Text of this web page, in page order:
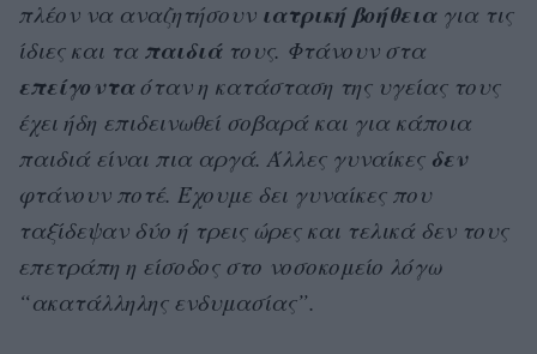
πλέον να αναζητήσουν ιατρική βοήθειαγια τις
ίδιες και τα παιδιάτους. Φτάνουν στα
επείγονταόταν η κατάσταση της υγείας τους
έχει ήδη επιδεινωθεί σοβαρά και για κάποια
παιδιά είναι πια αργά. Άλλες γυναίκες δεν
φτάνουν ποτέ. Έχουμε δει γυναίκες που
ταξίδεψαν δύο ή τρεις ώρες και τελικά δεν τους
επετράπη η είσοδος στο νοσοκομείο λόγω
“ακατάλληλης ενδυμασίας”.